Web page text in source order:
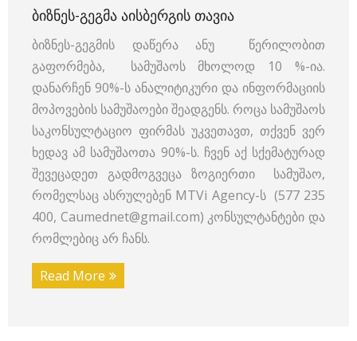
ᲑᲘᲖᲜᲔᲡ-ᲒᲔᲒᲛᲐ ᲐᲘᲡᲑᲔᲠᲒᲘᲡ ᲗᲐᲕᲘᲐ
ბიზნეს-გეგმის დაწერა ანუ წერილობით
გაფორმება, სამუშაოს მხოლოდ 10 %-ია.
დანარჩენ 90%-ს ანალიტიკური და ინფორმაციის
მოპოვების სამუშაოები შეადგენს. როცა სამუშაოს
საკონსულტაციო ფირმას უკვეთავთ, თქვენ ვერ
ხედავ ამ სამუშაოთა 90%-ს. ჩვენ აქ სქემატურად
შევეცადეთ გადმოგვეცა ზოგიერთი სამუშაო,
რომელსაც ასრულებენ MTVi Agency-ს (577 235
400, Caumednet@gmail.com) კონსულტანტები და
რომლებიც არ ჩანს.
Read More